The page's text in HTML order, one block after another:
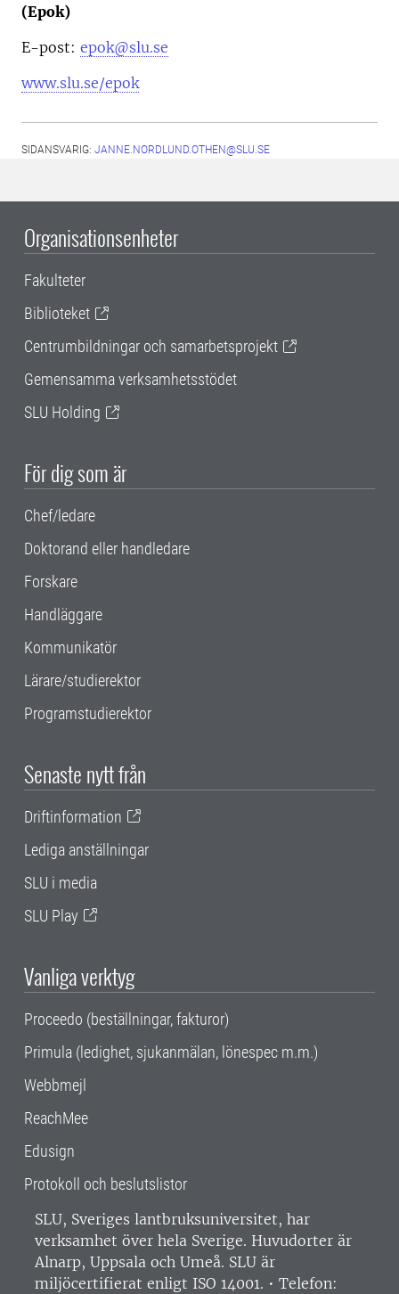
(Epok)
E-post: epok@slu.se
www.slu.se/epok
SIDANSVARIG: JANNE.NORDLUND.OTHEN@SLU.SE
Organisationsenheter
Fakulteter
Biblioteket
Centrumbildningar och samarbetsprojekt
Gemensamma verksamhetsstödet
SLU Holding
För dig som är
Chef/ledare
Doktorand eller handledare
Forskare
Handläggare
Kommunikatör
Lärare/studierektor
Programstudierektor
Senaste nytt från
Driftinformation
Lediga anställningar
SLU i media
SLU Play
Vanliga verktyg
Proceedo (beställningar, fakturor)
Primula (ledighet, sjukanmälan, lönespec m.m.)
Webbmejl
ReachMee
Edusign
Protokoll och beslutslistor
SLU, Sveriges lantbruksuniversitet, har
verksamhet över hela Sverige. Huvudorter är
Alnarp, Uppsala och Umeå. SLU är
miljöcertifierat enligt ISO 14001. • Telefon: